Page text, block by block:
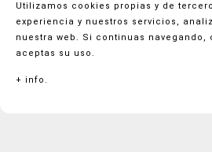
ISLAS ESPAÑOLAS Y PORTUGAL
de envío en divasfiesta@gmail.com
SE ENVÍA A TODA EUROPA
shipping cost estimate:
Utilizamos cookies propias y de
experiencia y nuestros servicios,
nuestra web. Si continuas navegando,
aceptas su uso.
+ info.